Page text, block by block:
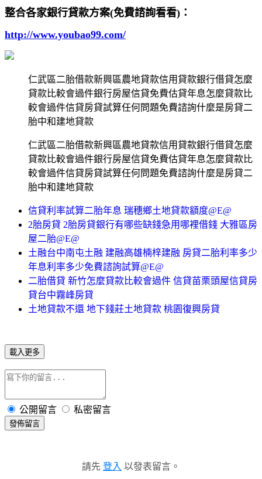
整合各家銀行貸款方案(免費諮詢看看)：
http://www.youbao99.com/
仁武區二胎借款新興區農地貸款信用貸款銀行借貸怎麼
貸款比較會過件銀行房屋信貸免費估貸年息怎麼貸款比
較會過件信貸房貸試算任何問題免費諮詢什麼是房貸二
胎中和建地貸款
仁武區二胎借款新興區農地貸款信用貸款銀行借貸怎麼
貸款比較會過件銀行房屋信貸免費估貸年息怎麼貸款比
較會過件信貸房貸試算任何問題免費諮詢什麼是房貸二
胎中和建地貸款
信貸利率試算二胎年息 瑞穗鄉土地貸款額度@E@
2胎房貸 2胎房貸銀行有哪些缺錢急用哪裡借錢 大雅區房
屋二胎@E@
土融台中南屯土融 建融高雄楠梓建融 房貸二胎利率多少
年息利率多少免費諮詢試算@E@
二胎借貸 新竹怎麼貸款比較會過件 信貸苗栗頭屋信貸房
貸台中霧峰房貸
土地貸款不還 地下錢莊土地貸款 桃園復興房貸
載入更多
公開留言 私密留言
發佈留言
請先 登入 以發表留言。